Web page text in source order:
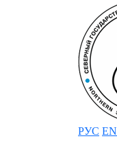
РУС